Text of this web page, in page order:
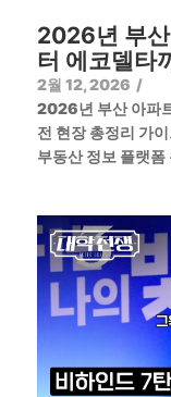
2026년 부
터 에코델타
2월 12, 2026 /
2026년 부산 아파
전 현장 총정리 가
부동산 정보 플랫